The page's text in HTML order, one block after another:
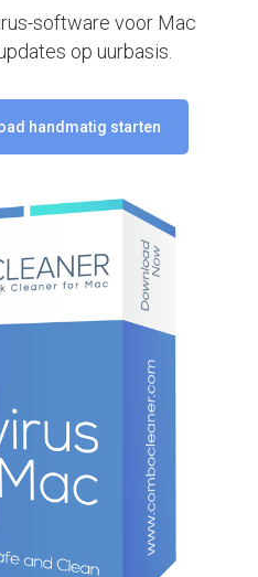
software voor Mac
op uurbasis.
handmatig starten